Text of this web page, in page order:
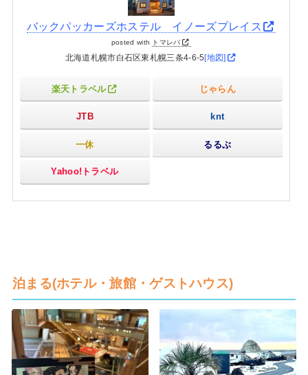
バックパッカーズホステル イノーズプレイス
posted with トマレバ
北海道札幌市白石区東札幌三条4-6-5 [地図]
楽天トラベル じゃらん
JTB knt
一休 るるぶ
Yahoo!トラベル
泊まる(ホテル・旅館・ゲストハウス)